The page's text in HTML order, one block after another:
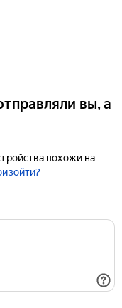
вы, а
похожи на